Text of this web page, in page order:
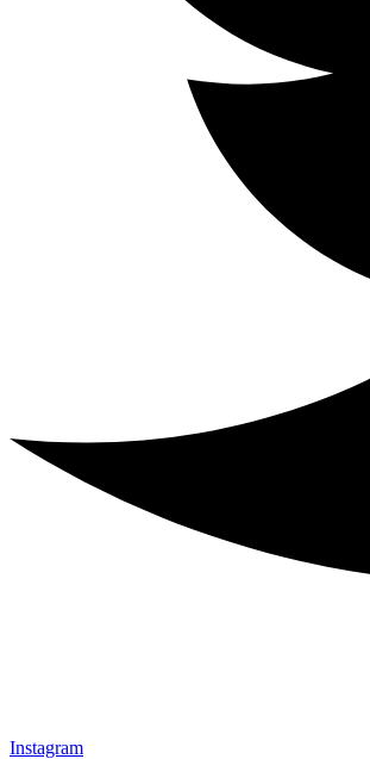
Instagram